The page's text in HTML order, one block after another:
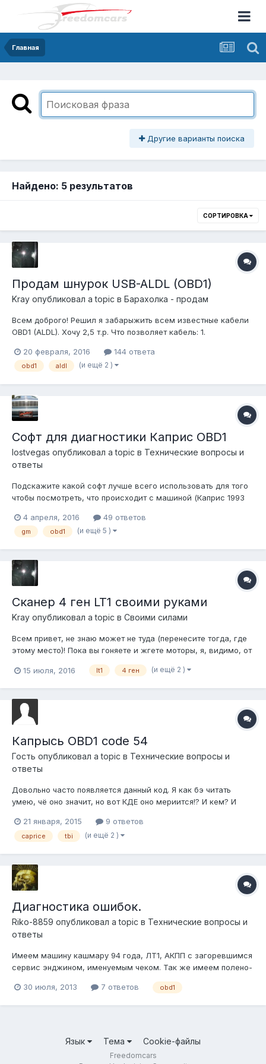
Главная
Другие варианты поиска
Найдено: 5 результатов
СОРТИРОВКА
Продам шнурок USB-ALDL (OBD1)
Kray опубликовал a topic в Барахолка - продам
Всем доброго! Решил я забарыжить всем известные кабели
OBD1 (ALDL). Хочу 2,5 т.р. Что позволяет кабель: 1.
производства 82...95гг. получать скан ошибок мозга и их
сброс. 3. Для авто производства 82...95гг. получать в
20 февраля, 2016 144 ответа
obd1 aldl (и ещё 2 )
Софт для диагностики Каприс OBD1
lostvegas опубликовал a topic в Технические вопросы и
ответы
Подскажите какой софт лучше всего использовать для того
чтобы посмотреть, что происходит с машиной (Каприс 1993
не пойму что и как, пробовал смотреть tutorial на ютюбе -
легче не стало
4 апреля, 2016 49 ответов
gm obd1 (и ещё 5 )
Сканер 4 ген LT1 своими руками
Kray опубликовал a topic в Своими силами
Всем привет, не знаю может не туда (перенесите тогда, где
этому место)! Пока вы гоняете и жгете моторы, я, видимо, от
короче собрал приблуду (или как Андрюха скажет
Питание от пр...
15 июля, 2016 lt1 4 ген (и ещё 2 )
Капрысь OBD1 code 54
Гость опубликовал a topic в Технические вопросы и
ответы
Довольно часто появляется данный код. Я как бэ читать
умею, чё оно значит, но вот КДЕ оно мериится!? И кем? И
мне это ответ на вопрос " чаво оно не едит!!?"
21 января, 2015 9 ответов
caprice tbi (и ещё 2 )
Диагностика ошибок.
Riko-8859 опубликовал a topic в Технические вопросы и
ответы
Имеем машину кашмару 94 года, ЛТ1, АКПП с загоревшимся
сервис энджином, именуемым чеком. Так же имеем полено-
кабель самопайка, как я понял то некий Meyera. Ссылка на
30 июля, 2013 7 ответов obd1
Язык Тема Cookie-файлы
Freedomcars